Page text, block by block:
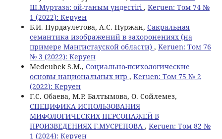
Ш.Мұртаза: ой-таным үндестігі , Keruen: Том 74 №
1 (2022): Керуен
Б.И. Нурдаулетова, A.С. Нуржан, Сакральная
семантика изображений в захоронениях (на
примере Мангистауской области) , Keruen: Том 76
№ 3 (2022): Керуен
Меdеubеk S.М., Социально-психологические
основы национальных игр , Keruen: Том 75 № 2
(2022): Керуен
Г.С. Обаева, М.Р. Балтымова, О. Сойлемез,
СПЕЦИФИКА ИСПОЛЬЗОВАНИЯ
МИФОЛОГИЧЕСКИХ ПЕРСОНАЖЕЙ В
ПРОИЗВЕДЕНИЯХ Г.МУСРЕПОВА , Keruen: Том 82 №
1 (2024): Керуен